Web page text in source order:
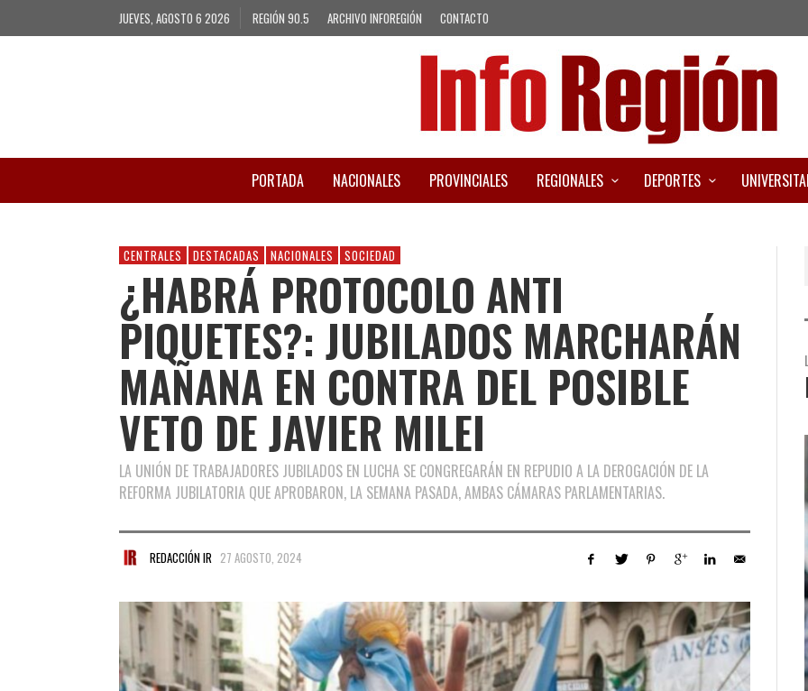
JUEVES, AGOSTO 6 2026 REGIÓN 90.5 ARCHIVO INFOREGIÓN CONTACTO
PORTADA NACIONALES PROVINCIALES REGIONALES DEPORTES
CENTRALES DESTACADAS NACIONALES SOCIEDAD
¿HABRÁ PROTOCOLO ANTI
PIQUETES?: JUBILADOS MARCHARÁN
MAÑANA EN CONTRA DEL POSIBLE
VETO DE JAVIER MILEI
LA UNIÓN DE TRABAJADORES JUBILADOS EN LUCHA SE CONGREGARÁN EN REPUDIO A LA DEROGACIÓN DE LA
REFORMA JUBILATORIA QUE APROBARON, LA SEMANA PASADA, AMBAS CÁMARAS PARLAMENTARIAS.
REDACCIÓN IR 27 AGOSTO, 2024